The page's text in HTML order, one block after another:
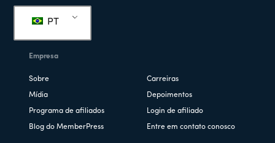
PT
Empresa
Sobre Carreiras
Mídia Depoimentos
Programa de afiliados Login de afiliado
Blog do MemberPress Entre em contato conosco